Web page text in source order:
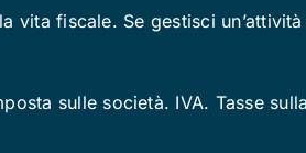
vita fiscale. Se gestisci
sulle società. IVA. Tasse